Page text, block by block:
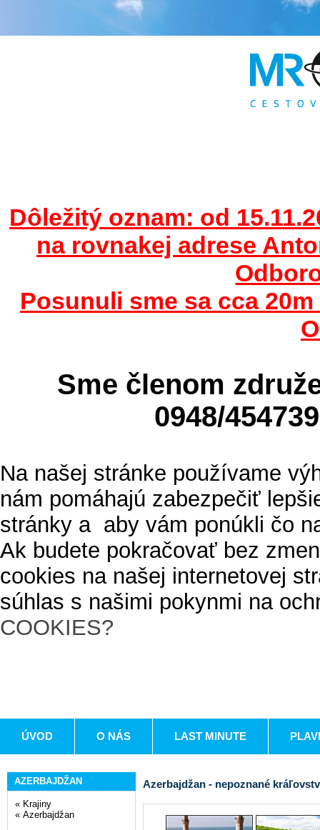
Dôležitý oznam: od
na rovnakej adrese
Posunuli sme sa cca
Sme členom
0948/
Na našej stránke používame
nám pomáhajú zabezpečiť
stránky a aby vám ponúkli čo
Ak budete pokračovať bez
cookies na našej internetovej
súhlas s našimi pokynmi na
COOKIES?
ÚVOD O NÁS LAST MINUTE
AZERBAJDŽAN
« Krajiny
« Azerbajdžan
Azerbajdžan - nepoznané